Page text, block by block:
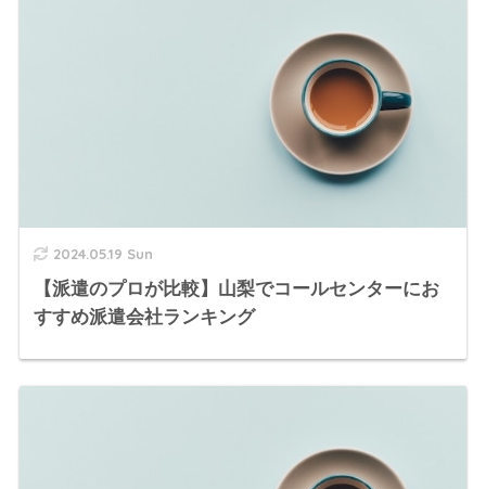
2024.05.19 Sun
【派遣のプロが比較】山梨でコールセンターにお
すすめ派遣会社ランキング